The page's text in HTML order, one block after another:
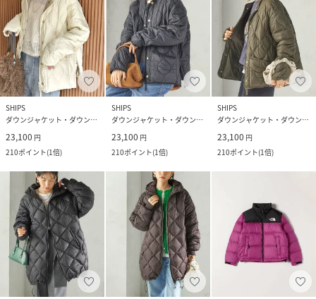
SHIPS
ダウンジャケット・ダウンベスト
23,100 円
210ポイント(1倍)
SHIPS
ダウンジャケット・ダウンベスト
23,100 円
210ポイント(1倍)
SHIPS
ダウンジャケット・ダウンベスト
23,100 円
210ポイント(1倍)